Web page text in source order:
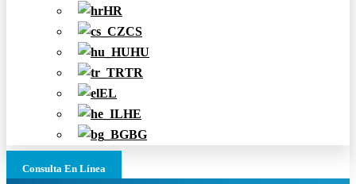
HR
CS
HU
TR
EL
HE
BG
Consulta En Línea